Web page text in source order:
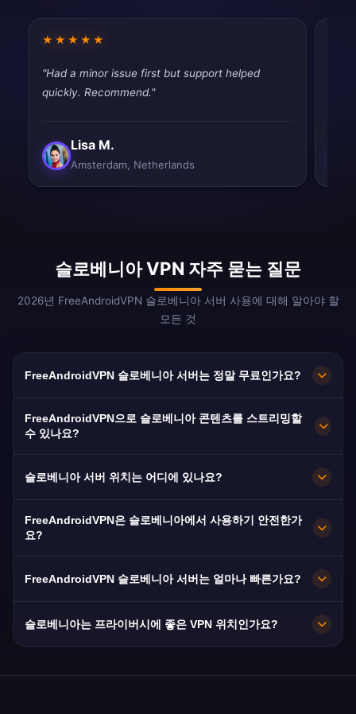
★★★★★
"Had a minor issue first but support helped
quickly. Recommend."
Lisa M.
Amsterdam, Netherlands
슬로베니아 VPN 자주 묻는 질문
2026년 FreeAndroidVPN 슬로베니아 서버 사용에 대해 알아야 할
모든 것
FreeAndroidVPN 슬로베니아 서버는 정말 무료인가요?
료입니다. 소형 알프스 VPN 거점입니다.
FreeAndroidVPN으로 슬로베니아 콘텐츠를 스트리밍할
수 있나요?
되어 원활한 슬로베니아 스트리밍을 제공합니다.
슬로베니아 서버 위치는 어디에 있나요?
마리보르, 코페르에 여러 고속 서버를 유지합니다.
공합니다. 앱에서 선호하는 슬로베니아 도시를 선
있습니다.
FreeAndroidVPN은 슬로베니아에서 사용하기 안전한가
요?
용합니다. 강력한 인터넷 자유를 가진 국가에서
FreeAndroidVPN 슬로베니아 서버는 얼마나 빠른가요?
Slovenije 광섬유를 통한 슬로베니아의 80Mbps
슬로베니아는 프라이버시에 좋은 VPN 위치인가요?
잘 규제된 통신 부문을 가진 EU 회원국입니다. 더